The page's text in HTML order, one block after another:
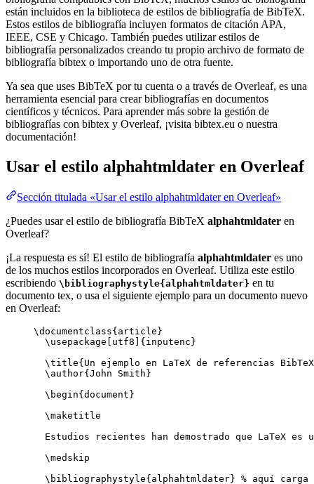
están incluidos en la biblioteca de estilos de bibliografía de BibTeX.
Estos estilos de bibliografía incluyen formatos de citación APA,
IEEE, CSE y Chicago. También puedes utilizar estilos de
bibliografía personalizados creando tu propio archivo de formato de
bibliografía bibtex o importando uno de otra fuente.
Ya sea que uses BibTeX por tu cuenta o a través de Overleaf, es una
herramienta esencial para crear bibliografías en documentos
científicos y técnicos. Para aprender más sobre la gestión de
bibliografías con bibtex y Overleaf, ¡visita bibtex.eu o nuestra
documentación!
Usar el estilo alphahtmldater en Overleaf
Sección titulada «Usar el estilo alphahtmldater en Overleaf»
¿Puedes usar el estilo de bibliografía BibTeX alphahtmldater en
Overleaf?
¡La respuesta es sí! El estilo de bibliografía alphahtmldater es uno
de los muchos estilos incorporados en Overleaf. Utiliza este estilo
escribiendo \bibliographystyle{alphahtmldater} en tu
documento tex, o usa el siguiente ejemplo para un documento nuevo
en Overleaf:
\documentclass{ article }
\usepackage
utf8 ]{ inputenc }
\title{Un ejemplo en LaTeX de referencias
\author{John Smith}
\begin{ document }
\maketitle
Estudios recientes han demostrado que LaTeX
\medskip
\bibliographystyle{alphahtmldater} % aquí